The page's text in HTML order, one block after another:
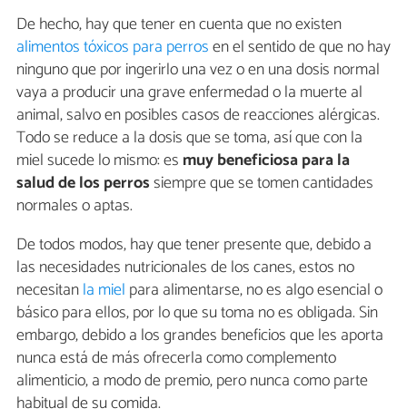
De hecho, hay que tener en cuenta que no existen
alimentos tóxicos para perrosen el sentido de que no hay
ninguno que por ingerirlo una vez o en una dosis normal
vaya a producir una grave enfermedad o la muerte al
animal, salvo en posibles casos de reacciones alérgicas.
Todo se reduce a la dosis que se toma, así que con la
miel sucede lo mismo: es muy beneficiosa para la
salud de los perrossiempre que se tomen cantidades
normales o aptas.
De todos modos, hay que tener presente que, debido a
las necesidades nutricionales de los canes, estos no
necesitanla miel para alimentarse, no es algo esencial o
básico para ellos, por lo que su toma no es obligada. Sin
embargo, debido a los grandes beneficios que les aporta
nunca está de más ofrecerla como complemento
alimenticio, a modo de premio, pero nunca como parte
habitual de su comida.